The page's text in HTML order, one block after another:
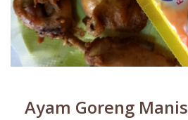
Ayam Goreng Manis